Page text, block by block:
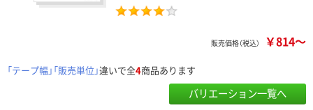
販売価格（税込） ￥814～
「テープ幅」「販売単位」違いで全4商品あります
バリエーション一覧へ